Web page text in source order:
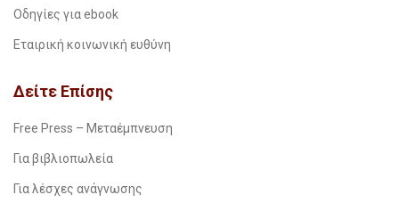
Οδηγίες για ebook
Εταιρική κοινωνική ευθύνη
Δείτε Επίσης
Free Press – Μεταέμπνευση
Για βιβλιοπωλεία
Για λέσχες ανάγνωσης